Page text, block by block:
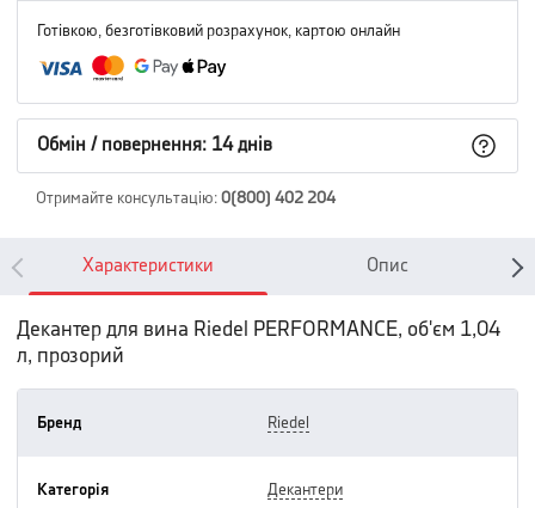
Готівкою, безготівковий розрахунок, картою онлайн
Обмін / повернення: 14 днів
Отримайте консультацію: 0(800) 402 204
Характеристики Опис
Декантер для вина Riedel PERFORMANCE, об'єм 1,04
л, прозорий
Бренд riedel
Категорія декантери